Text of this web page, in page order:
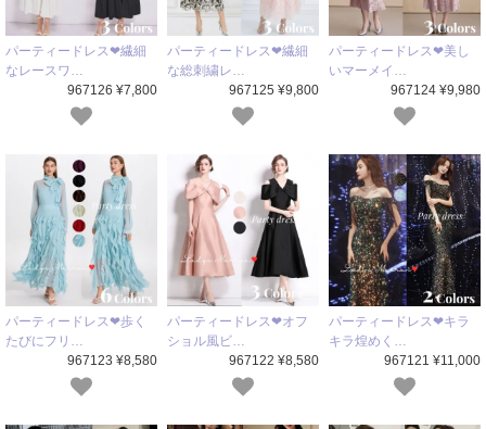
パーティードレス❤繊細
なレースワ…
967126 ¥7,800
パーティードレス❤繊細
な総刺繍レ…
967125 ¥9,800
パーティードレス❤美し
いマーメイ…
967124 ¥9,980
パーティードレス❤歩く
たびにフリ…
967123 ¥8,580
パーティードレス❤オフ
ショル風ビ…
967122 ¥8,580
パーティードレス❤キラ
キラ煌めく…
967121 ¥11,000